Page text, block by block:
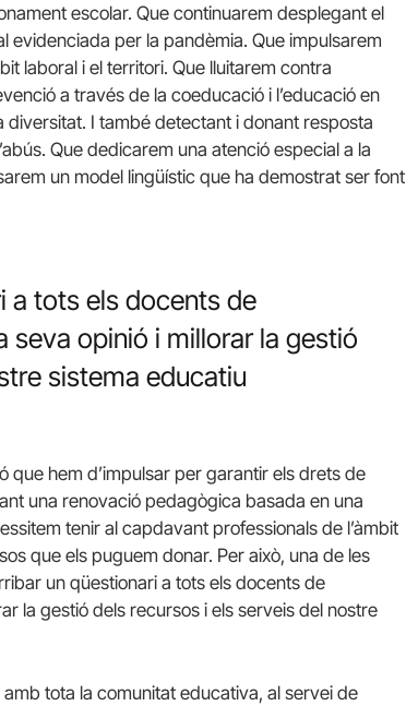
escolar. Que continuarem desplegant el
evidenciada per la pandèmia. Que impulsarem
laboral i el territori. Que lluitarem contra
a través de la coeducació i l’educació en
I també detectant i donant resposta
Que dedicarem una atenció especial a la
un model lingüístic que ha demostrat ser font
a tots els docents de
seva opinió i millorar la gestió
sistema educatiu
que hem d’impulsar per garantir els drets de
una renovació pedagògica basada en una
tenir al capdavant professionals de l’àmbit
que els puguem donar. Per això, una de les
un qüestionari a tots els docents de
la gestió dels recursos i els serveis del nostre
tota la comunitat educativa, al servei de